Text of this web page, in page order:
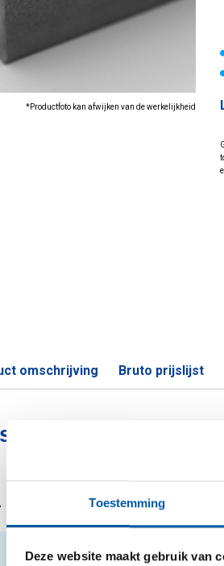
Toestemming
Deze website maakt gebruik van
*Productfoto kan afwijken van de werkelijkheid
omschrijving Bruto prijslijst
Rvs 1.4404
Omschrijving
Rvs blank vierkant 1.4404